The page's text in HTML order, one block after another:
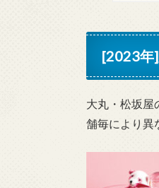
[2023年
大丸・松坂屋
舗毎により異